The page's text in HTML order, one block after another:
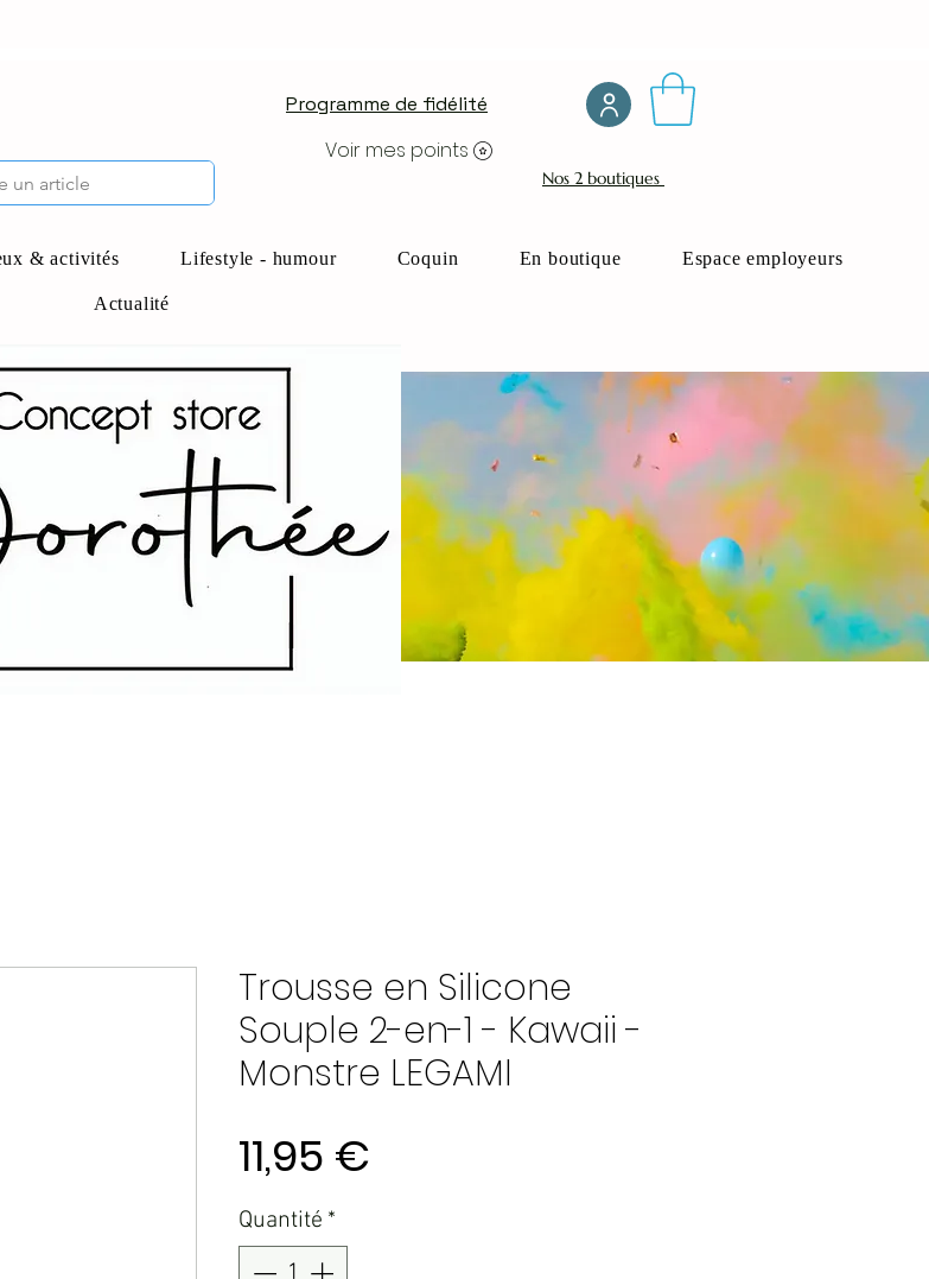
Programme de fidélité
Voir mes points
Nos 2 boutiques
& activités Lifestyle - humour Coquin En boutique Espace employeurs
Actualité
Trousse en Silicone
Souple 2-en-1 - Kawaii -
Monstre LEGAMI
11,95 €
Quantité *